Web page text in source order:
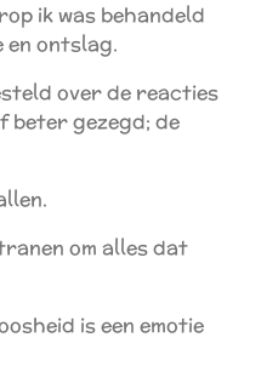
ik was behandeld
ontslag.
over de reacties
beter gezegd; de
om alles dat
is een emotie